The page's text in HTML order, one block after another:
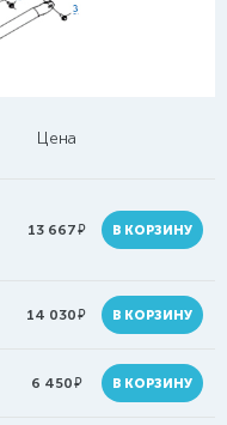
Цена
13 667руб. В КОРЗИНУ
14 030руб. В КОРЗИНУ
6 450руб. В КОРЗИНУ